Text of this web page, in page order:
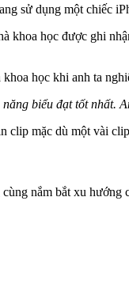
sử dụng một chiếc
khoa học được ghi
học khi anh ta
biểu đạt tốt nhất.
clip mặc dù một vài
nắm bắt xu hướng